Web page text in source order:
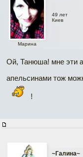
Марина
49 лет
Киев
Ой, Танюша! мне эти
апельсинами тож
!
~Галина~